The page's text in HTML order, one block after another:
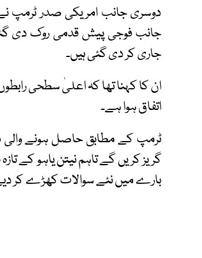
دوسری جانب امریکی صدر ٹرمپ
جانب فوجی پیش قدمی روک دی
جاری کر دی گئی ہیں۔
ان کا کہنا تھا کہ اعلیٰ سطحی
اتفاق ہوا ہے۔
ٹرمپ کے مطابق حاصل ہونے
گریز کریں گے تاہم نیتن یاہو کے
بارے میں نئے سوالات کھڑے کر